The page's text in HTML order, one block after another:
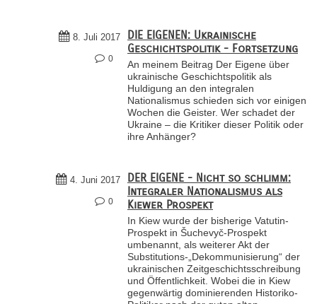
8. Juli 2017
0
DIE EIGENEN: Ukrainische
Geschichtspolitik - Fortsetzung
An meinem Beitrag Der Eigene über
ukrainische Geschichtspolitik als
Huldigung an den integralen
Nationalismus schieden sich vor einigen
Wochen die Geister. Wer schadet der
Ukraine – die Kritiker dieser Politik oder
ihre Anhänger?
4. Juni 2017
0
DER EIGENE - Nicht so schlimm:
Integraler Nationalismus als
Kiewer Prospekt
In Kiew wurde der bisherige Vatutin-
Prospekt in Šuchevyč-Prospekt
umbenannt, als weiterer Akt der
Substitutions-„Dekommunisierung“ der
ukrainischen Zeitgeschichtsschreibung
und Öffentlichkeit. Wobei die in Kiew
gegenwärtig dominierenden Historiko-